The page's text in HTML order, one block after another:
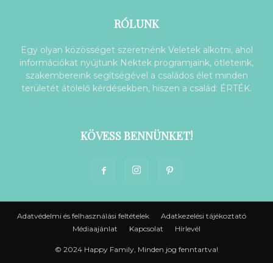
RÓLUNK
Egy olyan közösséget szeretnénk Veletek alkotni, ahol
információkat nyújtunk Nektek programjaink, ötleteink,
szakembereink segítségével a családos élet minden
területét átölelő kérdésekben, hiszen a család: ÉRTÉK.
KÖVESS BENNÜNKET!
Adatvédelmi és felhasználási feltételek
Adatkezelési tájékoztató
Médiaajánlat
Kapcsolat Hírlevél
© 2024 Happy Family, Minden jog fenntartva!